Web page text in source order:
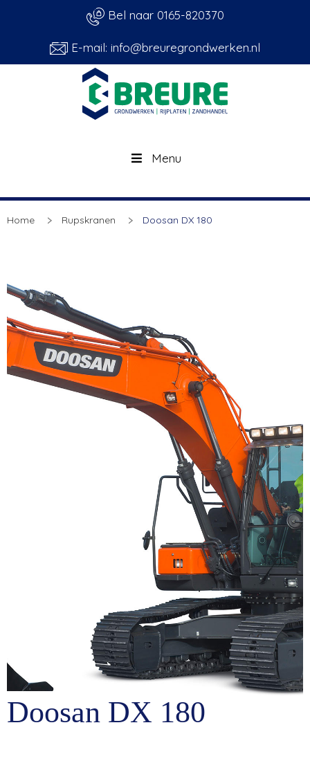
Bel naar 0165-820370
E-mail: info@breuregrondwerken.nl
Menu
Home Rupskranen Doosan DX 180
Doosan DX 180